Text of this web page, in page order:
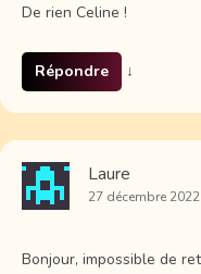
De rien Celine !
Répondre ↓
Laure
27 décembre
Bonjour, impossible de